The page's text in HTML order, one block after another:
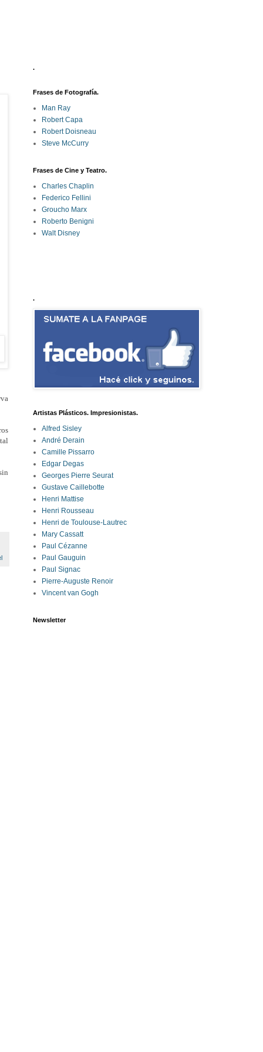
.
Frases de Fotografía.
Man Ray
Robert Capa
Robert Doisneau
Steve McCurry
Frases de Cine y Teatro.
Charles Chaplin
Federico Fellini
Groucho Marx
Roberto Benigni
Walt Disney
.
Artistas Plásticos. Impresionistas.
Alfred Sisley
André Derain
Camille Pissarro
Edgar Degas
Georges Pierre Seurat
Gustave Caillebotte
Henri Mattise
Henri Rousseau
Henri de Toulouse-Lautrec
Mary Cassatt
Paul Cézanne
Paul Gauguin
Paul Signac
Pierre-Auguste Renoir
Vincent van Gogh
Newsletter